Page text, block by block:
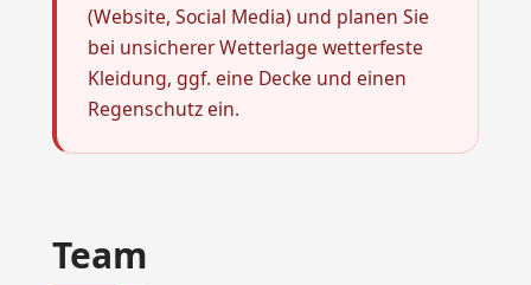
(Website, Social Media) und planen Sie
bei unsicherer Wetterlage wetterfeste
Kleidung, ggf. eine Decke und einen
Regenschutz ein.
Team